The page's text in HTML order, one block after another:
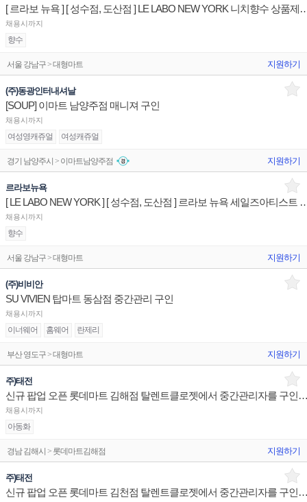
[ 르라보 뉴욕 ] [ 성수점, 도산점 ] LE LABO
채용시까지
향수
서울 강남구 > 대형마트 지원하기
(주)동광인터내셔날
[SOUP] 이마트 남양주점 매니져 구인
채용시까지
여성영캐쥬얼 여성캐쥬얼
경기 남양주시 > 이마트남양주점 지원하기
르라보뉴욕
[ LE LABO NEW YORK ] [ 성수점, 도산점
채용시까지
향수
서울 강남구 > 대형마트 지원하기
(주)비비안
SU VIVIEN 탑마트 동삼점 중간관리 구인
채용시까지
이너웨어 홈웨어 란제리
부산 영도구 > 대형마트 지원하기
주)태전
신규 팝업 오픈 롯데마트 김해점 탈렌트클로젯에
채용시까지
아동화
경남 김해시 > 롯데마트김해점 지원하기
주)태전
신규 팝업 오픈 롯데마트 김천점 탈렌트클로젯에